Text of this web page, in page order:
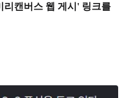
리캔버스 웹 게시' 링크를